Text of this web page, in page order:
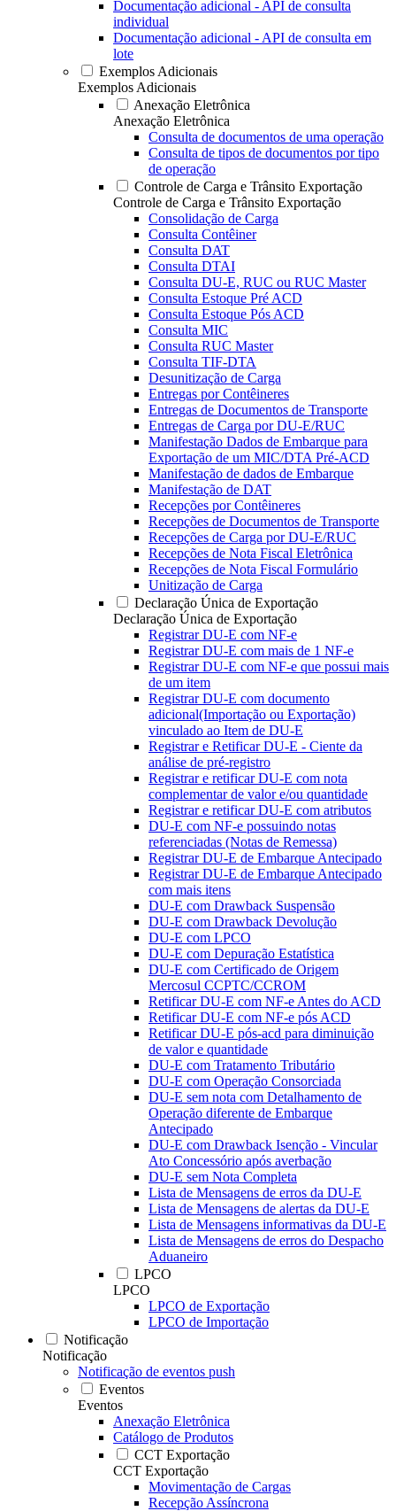
Documentação adicional - API de consulta
individual
Documentação adicional - API de consulta em
lote
Exemplos Adicionais
Exemplos Adicionais
Anexação Eletrônica
Anexação Eletrônica
Consulta de documentos de uma operação
Consulta de tipos de documentos por tipo
de operação
Controle de Carga e Trânsito Exportação
Controle de Carga e Trânsito Exportação
Consolidação de Carga
Consulta Contêiner
Consulta DAT
Consulta DTAI
Consulta DU-E, RUC ou RUC Master
Consulta Estoque Pré ACD
Consulta Estoque Pós ACD
Consulta MIC
Consulta RUC Master
Consulta TIF-DTA
Desunitização de Carga
Entregas por Contêineres
Entregas de Documentos de Transporte
Entregas de Carga por DU-E/RUC
Manifestação Dados de Embarque para
Exportação de um MIC/DTA Pré-ACD
Manifestação de dados de Embarque
Manifestação de DAT
Recepções por Contêineres
Recepções de Documentos de Transporte
Recepções de Carga por DU-E/RUC
Recepções de Nota Fiscal Eletrônica
Recepções de Nota Fiscal Formulário
Unitização de Carga
Declaração Única de Exportação
Declaração Única de Exportação
Registrar DU-E com NF-e
Registrar DU-E com mais de 1 NF-e
Registrar DU-E com NF-e que possui mais
de um item
Registrar DU-E com documento
adicional(Importação ou Exportação)
vinculado ao Item de DU-E
Registrar e Retificar DU-E - Ciente da
análise de pré-registro
Registrar e retificar DU-E com nota
complementar de valor e/ou quantidade
Registrar e retificar DU-E com atributos
DU-E com NF-e possuindo notas
referenciadas (Notas de Remessa)
Registrar DU-E de Embarque Antecipado
Registrar DU-E de Embarque Antecipado
com mais itens
DU-E com Drawback Suspensão
DU-E com Drawback Devolução
DU-E com LPCO
DU-E com Depuração Estatística
DU-E com Certificado de Origem
Mercosul CCPTC/CCROM
Retificar DU-E com NF-e Antes do ACD
Retificar DU-E com NF-e pós ACD
Retificar DU-E pós-acd para diminuição
de valor e quantidade
DU-E com Tratamento Tributário
DU-E com Operação Consorciada
DU-E sem nota com Detalhamento de
Operação diferente de Embarque
Antecipado
DU-E com Drawback Isenção - Vincular
Ato Concessório após averbação
DU-E sem Nota Completa
Lista de Mensagens de erros da DU-E
Lista de Mensagens de alertas da DU-E
Lista de Mensagens informativas da DU-E
Lista de Mensagens de erros do Despacho
Aduaneiro
LPCO
LPCO
LPCO de Exportação
LPCO de Importação
Notificação
Notificação
Notificação de eventos push
Eventos
Eventos
Anexação Eletrônica
Catálogo de Produtos
CCT Exportação
CCT Exportação
Movimentação de Cargas
Recepção Assíncrona